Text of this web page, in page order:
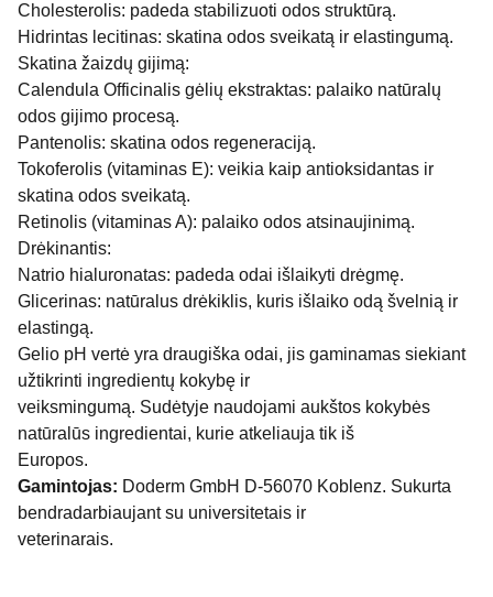
Cholesterolis: padeda stabilizuoti odos struktūrą.
Hidrintas lecitinas: skatina odos sveikatą ir elastingumą.
Skatina žaizdų gijimą:
Calendula Officinalis gėlių ekstraktas: palaiko natūralų
odos gijimo procesą.
Pantenolis: skatina odos regeneraciją.
Tokoferolis (vitaminas E): veikia kaip antioksidantas ir
skatina odos sveikatą.
Retinolis (vitaminas A): palaiko odos atsinaujinimą.
Drėkinantis:
Natrio hialuronatas: padeda odai išlaikyti drėgmę.
Glicerinas: natūralus drėkiklis, kuris išlaiko odą švelnią ir
elastingą.
Gelio pH vertė yra draugiška odai, jis gaminamas siekiant
užtikrinti ingredientų kokybę ir
veiksmingumą. Sudėtyje naudojami aukštos kokybės
natūralūs ingredientai, kurie atkeliauja tik iš
Europos.
Gamintojas: Doderm GmbH D-56070 Koblenz. Sukurta
bendradarbiaujant su universitetais ir
veterinarais.